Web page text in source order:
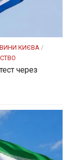
КИЄВА /
через